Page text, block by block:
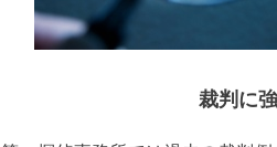
裁判に